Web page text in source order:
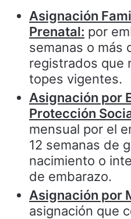
Asignación
Prenatal: por
semanas o más
registrados que
topes vigentes.
Asignación por
Protección
mensual por el
12 semanas de
nacimiento o
de embarazo.
Asignación por
asignación que